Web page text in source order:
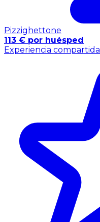
Pizzighettone
113 € por huésped
Experiencia compartida